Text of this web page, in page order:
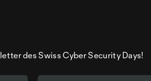
des Swiss Cyber Security Days!